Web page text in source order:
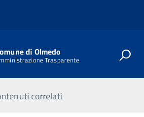
di Olmedo
Trasparente
correlati